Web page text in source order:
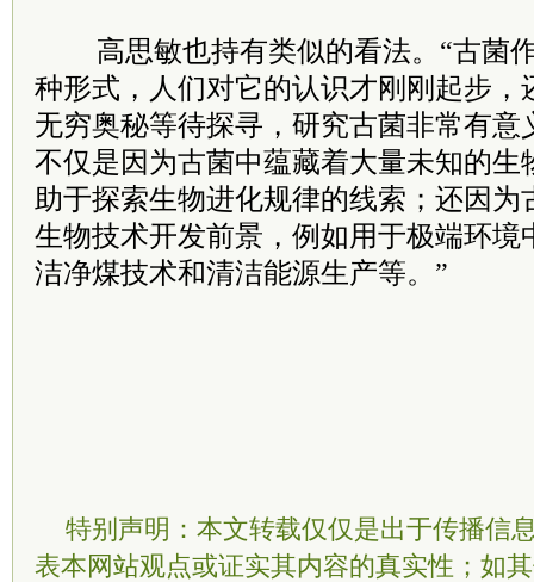
高思敏也持有类似的看法。“古菌
种形式，人们对它的认识才刚刚起步，
无穷奥秘等待探寻，研究古菌非常有意
不仅是因为古菌中蕴藏着大量未知的生
助于探索生物进化规律的线索；还因为
生物技术开发前景，例如用于极端环境
洁净煤技术和清洁能源生产等。”
特别声明：本文转载仅仅是出于传播信
表本网站观点或证实其内容的真实性；如